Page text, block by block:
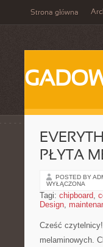
Strona główna
PŁYTA
POSTED BY
WYŁĄCZONA
Tagi: chipboard,
Design,
Cześć
melaminowych.